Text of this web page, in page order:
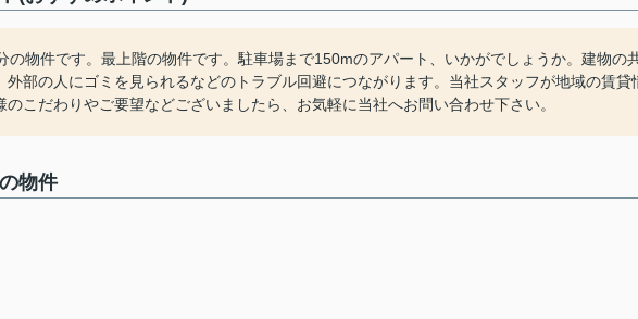
の物件です。最上階の物件です。駐車場まで150mのアパート、いかがでしょうか。建物の
外部の人にゴミを見られるなどのトラブル回避につながります。当社スタッフが地域の賃貸
こだわりやご要望などございましたら、お気軽に当社へお問い合わせ下さい。
物件